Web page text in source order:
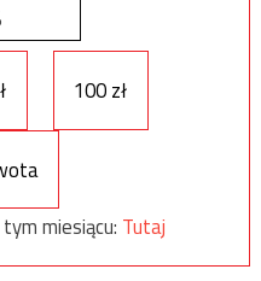
100 zł
miesiącu: Tutaj